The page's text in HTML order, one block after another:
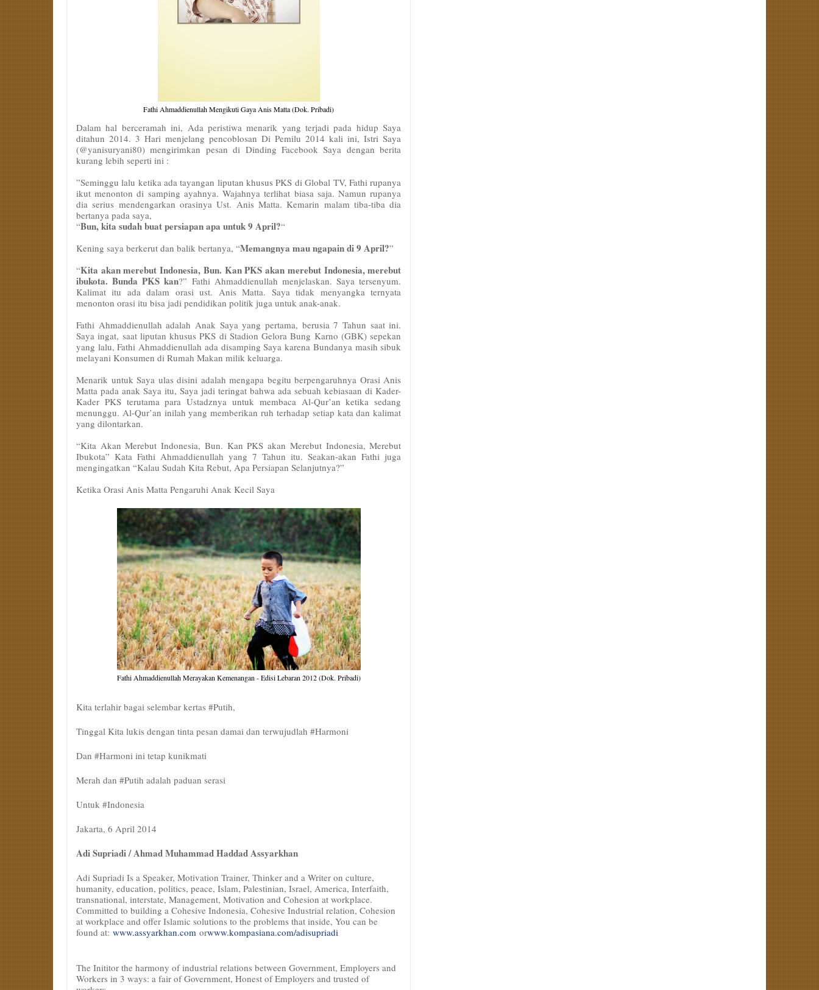
Fathi Ahmaddienullah Mengikuti Gaya Anis Matta (Dok. Pribadi)
Dalam hal berceramah ini, Ada peristiwa menarik yang terjadi pada hidup Saya
ditahun 2014. 3 Hari menjelang pencoblosan Di Pemilu 2014 kali ini, Istri Saya
(@yanisuryani80) mengirimkan pesan di Dinding Facebook Saya dengan berita
kurang lebih seperti ini :
”Seminggu lalu ketika ada tayangan liputan khusus PKS di Global TV, Fathi rupanya
ikut menonton di samping ayahnya. Wajahnya terlihat biasa saja. Namun rupanya
dia serius mendengarkan orasinya Ust. Anis Matta. Kemarin malam tiba-tiba dia
bertanya pada saya,
“Bun, kita sudah buat persiapan apa untuk 9 April?“
Kening saya berkerut dan balik bertanya, “Memangnya mau ngapain di 9 April?”
“Kita akan merebut Indonesia, Bun. Kan PKS akan merebut Indonesia, merebut
ibukota. Bunda PKS kan?” Fathi Ahmaddienullah menjelaskan. Saya tersenyum.
Kalimat itu ada dalam orasi ust. Anis Matta. Saya tidak menyangka ternyata
menonton orasi itu bisa jadi pendidikan politik juga untuk anak-anak.
Fathi Ahmaddienullah adalah Anak Saya yang pertama, berusia 7 Tahun saat ini.
Saya ingat, saat liputan khusus PKS di Stadion Gelora Bung Karno (GBK) sepekan
yang lalu, Fathi Ahmaddienullah ada disamping Saya karena Bundanya masih sibuk
melayani Konsumen di Rumah Makan milik keluarga.
Menarik untuk Saya ulas disini adalah mengapa begitu berpengaruhnya Orasi Anis
Matta pada anak Saya itu, Saya jadi teringat bahwa ada sebuah kebiasaan di Kader-
Kader PKS terutama para Ustadznya untuk membaca Al-Qur’an ketika sedang
menunggu. Al-Qur’an inilah yang memberikan ruh terhadap setiap kata dan kalimat
yang dilontarkan.
“Kita Akan Merebut Indonesia, Bun. Kan PKS akan Merebut Indonesia, Merebut
Ibukota” Kata Fathi Ahmaddienullah yang 7 Tahun itu. Seakan-akan Fathi juga
mengingatkan “Kalau Sudah Kita Rebut, Apa Persiapan Selanjutnya?”
Ketika Orasi Anis Matta Pengaruhi Anak Kecil Saya
Fathi Ahmaddienullah Merayakan Kemenangan - Edisi Lebaran 2012 (Dok. Pribadi)
Kita terlahir bagai selembar kertas ‪#‎Putih,
Tinggal Kita lukis dengan tinta pesan damai dan terwujudlah ‪#‎Harmoni
Dan #Harmoni ini tetap kunikmati
Merah dan #Putih adalah paduan serasi
Untuk #Indonesia
Jakarta, 6 April 2014
Adi Supriadi / Ahmad Muhammad Haddad Assyarkhan
Adi Supriadi Is a Speaker, Motivation Trainer, Thinker and a Writer on culture,
humanity, education, politics, peace, Islam, Palestinian, Israel, America, Interfaith,
transnational, interstate, Management, Motivation and Cohesion at workplace.
Committed to building a Cohesive Indonesia, Cohesive Industrial relation, Cohesion
at workplace and offer Islamic solutions to the problems that inside, You can be
found at: www.assyarkhan.com orwww.kompasiana.com/adisupriadi
The Inititor the harmony of industrial relations between Government, Employers and
Workers in 3 ways: a fair of Government, Honest of Employers and trusted of